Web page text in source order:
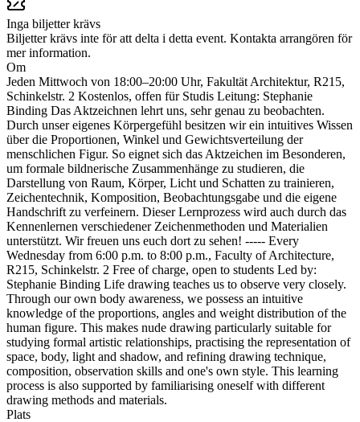
Inga biljetter krävs
Biljetter krävs inte för att delta i detta event. Kontakta arrangören för
mer information.
Om
Jeden Mittwoch von 18:00–20:00 Uhr, Fakultät Architektur, R215,
Schinkelstr. 2 Kostenlos, offen für Studis Leitung: Stephanie
Binding Das Aktzeichnen lehrt uns, sehr genau zu beobachten.
Durch unser eigenes Körpergefühl besitzen wir ein intuitives Wissen
über die Proportionen, Winkel und Gewichtsverteilung der
menschlichen Figur. So eignet sich das Aktzeichen im Besonderen,
um formale bildnerische Zusammenhänge zu studieren, die
Darstellung von Raum, Körper, Licht und Schatten zu trainieren,
Zeichentechnik, Komposition, Beobachtungsgabe und die eigene
Handschrift zu verfeinern. Dieser Lernprozess wird auch durch das
Kennenlernen verschiedener Zeichenmethoden und Materialien
unterstützt. Wir freuen uns euch dort zu sehen! ----- Every
Wednesday from 6:00 p.m. to 8:00 p.m., Faculty of Architecture,
R215, Schinkelstr. 2 Free of charge, open to students Led by:
Stephanie Binding Life drawing teaches us to observe very closely.
Through our own body awareness, we possess an intuitive
knowledge of the proportions, angles and weight distribution of the
human figure. This makes nude drawing particularly suitable for
studying formal artistic relationships, practising the representation of
space, body, light and shadow, and refining drawing technique,
composition, observation skills and one's own style. This learning
process is also supported by familiarising oneself with different
drawing methods and materials.
Plats